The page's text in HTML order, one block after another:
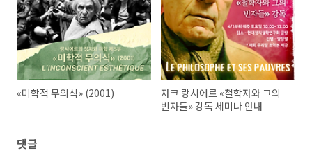
«미학적 무의식» (2001)
자크 랑시에르 «철학자와 그의
빈자들» 강독 세미나 안내
댓글